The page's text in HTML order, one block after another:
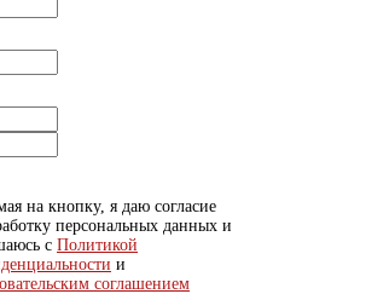
на кнопку, я даю согласие
персональных данных и
с Политикой
и
соглашением